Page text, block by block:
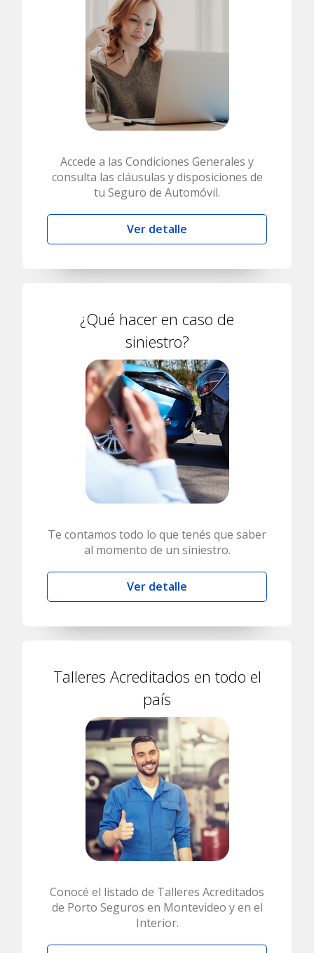
Accede a las Condiciones Generales y
consulta las cláusulas y disposiciones de
tu Seguro de Automóvil.
Ver detalle
¿Qué hacer en caso de
siniestro?
Te contamos todo lo que tenés que saber
al momento de un siniestro.
Ver detalle
Talleres Acreditados en todo el
país
Conocé el listado de Talleres Acreditados
de Porto Seguros en Montevideo y en el
Interior.